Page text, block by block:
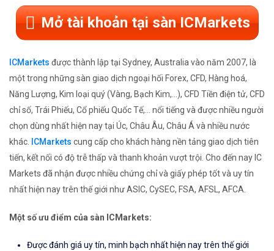
Mở tài khoản tại sàn ICMarkets
ICMarkets được thành lập tại Sydney, Australia vào năm 2007, là
một trong những sàn giao dịch ngoại hối Forex, CFD, Hàng hoá,
Năng Lượng, Kim loại quý (Vàng, Bạch Kim,...), CFD Tiền điện tử, CFD
chỉ số, Trái Phiếu, Cổ phiếu Quốc Tế,... nổi tiếng và được nhiều người
chọn dùng nhất hiện nay tại Úc, Châu Âu, Châu Á và nhiều nước
khác. ICMarkets cung cấp cho khách hàng nền tảng giao dịch tiên
tiến, kết nối có độ trễ thấp và thanh khoản vượt trội. Cho đến nay IC
Markets đã nhận được nhiều chứng chỉ và giấy phép tốt và uy tín
nhất hiện nay trên thế giới như ASIC, CySEC, FSA, AFSL, AFCA.
Một số ưu điểm của sàn ICMarkets:
Được đánh giá uy tín, minh bạch nhất hiện nay trên thế giới